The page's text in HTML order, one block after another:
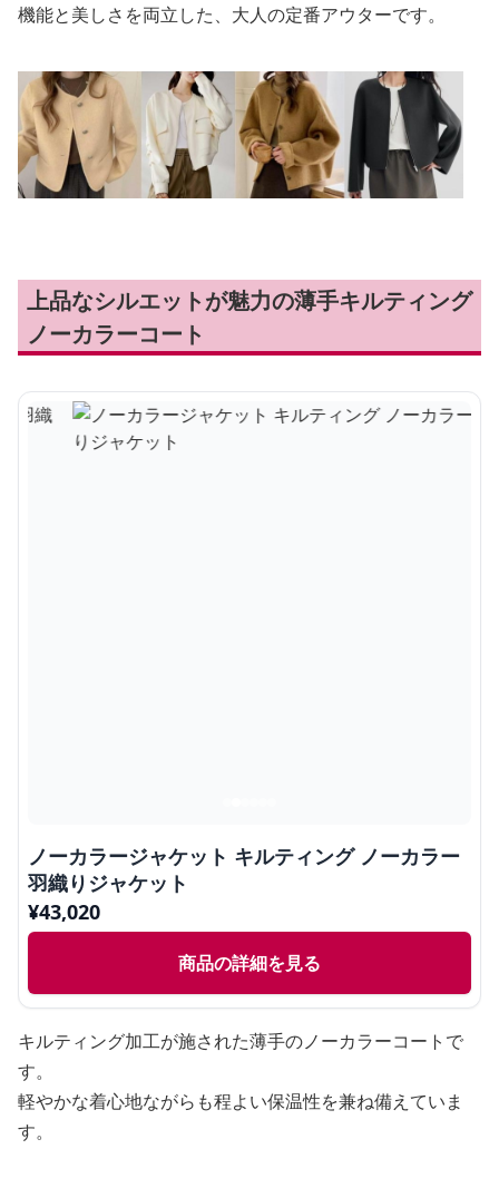
機能と美しさを両立した、大人の定番アウターです。
上品なシルエットが魅力の薄手キルティング
ノーカラーコート
ノーカラージャケット キルティング ノーカラー
羽織りジャケット
¥43,020
商品の詳細を見る
キルティング加工が施された薄手のノーカラーコートで
す。
軽やかな着心地ながらも程よい保温性を兼ね備えていま
す。